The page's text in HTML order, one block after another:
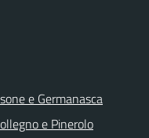
e Germanasca
e Pinerolo